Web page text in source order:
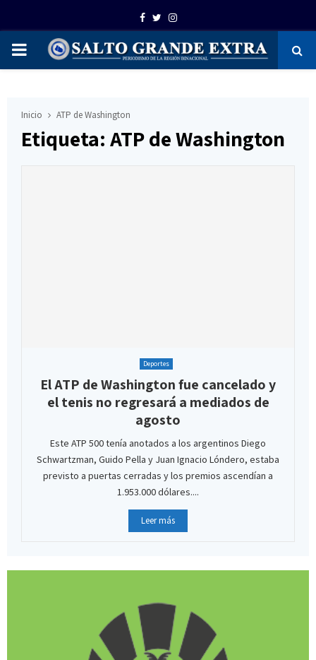
Facebook
TwitterInstagram
PRIMARY
Inicio ATP de Washington
Etiqueta: ATP de Washington
Deportes
El ATP de Washington fue cancelado y
el tenis no regresará a mediados de
agosto
Este ATP 500 tenía anotados a los argentinos Diego
Schwartzman, Guido Pella y Juan Ignacio Lóndero, estaba
previsto a puertas cerradas y los premios ascendían a
1.953.000 dólares....
Leer más